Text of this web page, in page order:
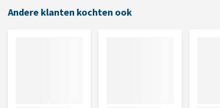
Andere klanten kochten ook